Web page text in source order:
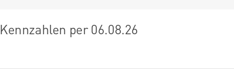
Kennzahlen per 06.08.26